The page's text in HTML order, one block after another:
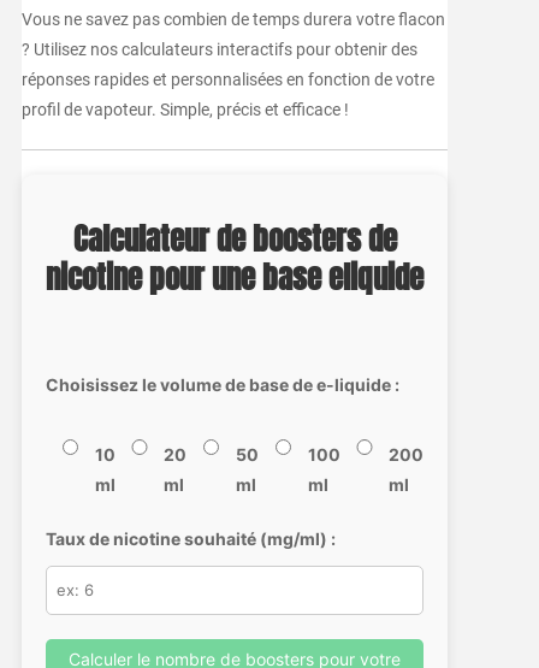
Vous ne savez pas combien de temps durera votre flacon
? Utilisez nos calculateurs interactifs pour obtenir des
réponses rapides et personnalisées en fonction de votre
profil de vapoteur. Simple, précis et efficace !
Calculateur de boosters de
nicotine pour une base eliquide
Choisissez le volume de base de e-liquide :
10
ml
20
ml
50
ml
100
ml
200
ml
Taux de nicotine souhaité (mg/ml) :
Calculer le nombre de boosters pour votre